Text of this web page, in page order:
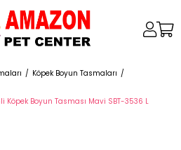
Köpek Boyun Tasmaları
Köpek Boyun Tasması Mavi SBT-3536 L